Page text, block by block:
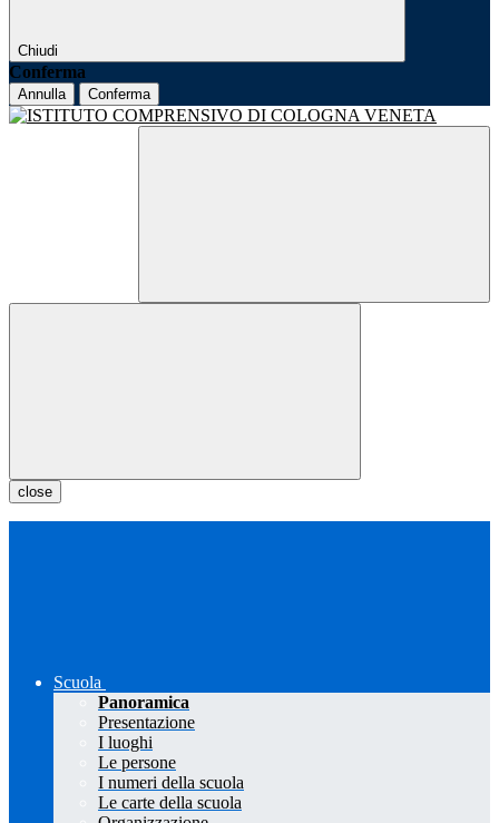
Chiudi
Conferma
Annulla Conferma
close
Scuola
Panoramica
Presentazione
I luoghi
Le persone
I numeri della scuola
Le carte della scuola